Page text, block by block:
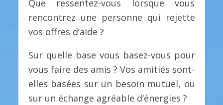
Que ressentez-vous lorsque vous
rencontrez une personne qui rejette
vos offres d’aide ?
Sur quelle base vous basez-vous pour
vous faire des amis ? Vos amitiés sont-
elles basées sur un besoin mutuel, ou
sur un échange agréable d’énergies ?